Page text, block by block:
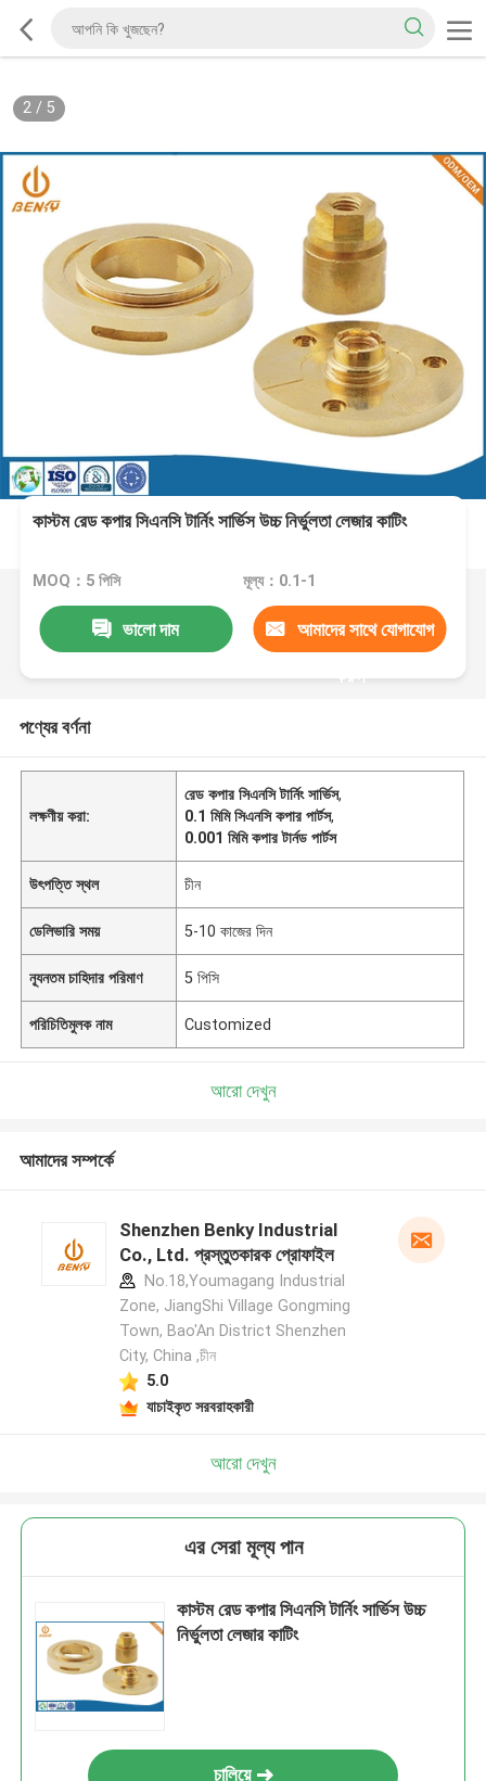
2/ 5
কাস্টম রেড কপার সিএনসি টার্নিং সার্ভিস উচ্চ নির্ভুলতা লেজার কাটিং
MOQ：5 পিসি মূল্য：0.1-1
ভালো দাম আমাদের সাথে যোগাযোগ
করুন
পণ্যের বর্ণনা
লক্ষণীয় করা:
রেড কপার সিএনসি টার্নিং সার্ভিস,
0.1 মিমি সিএনসি কপার পার্টস,
0.001 মিমি কপার টার্নড পার্টস
উৎপত্তি স্থল চীন
ডেলিভারি সময় 5-10 কাজের দিন
ন্যূনতম চাহিদার পরিমাণ 5 পিসি
পরিচিতিমুলক নাম Customized
আরো দেখুন
আমাদের সম্পর্কে
Shenzhen Benky Industrial
Co., Ltd. প্রস্তুতকারক প্রোফাইল
No.18,Youmagang Industrial
Zone, JiangShi Village Gongming
Town, Bao'An District Shenzhen
City, China ,চীন
5.0
যাচাইকৃত সরবরাহকারী
আরো দেখুন
এর সেরা মূল্য পান
কাস্টম রেড কপার সিএনসি টার্নিং সার্ভিস উচ্চ
নির্ভুলতা লেজার কাটিং
চালিয়ে